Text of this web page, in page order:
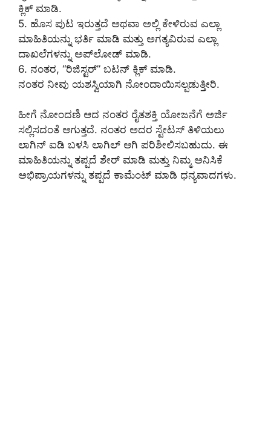
ಕ್ಲಿಕ್ ಮಾಡಿ.
5. ಹೊಸ ಪುಟ ಇರುತ್ತದೆ ಅಥವಾ ಅಲ್ಲಿ‌ ಕೇಳಿರುವ ಎಲ್ಲಾ
ಮಾಹಿತಿಯನ್ನು ಭರ್ತಿ ಮಾಡಿ ಮತ್ತು ಅಗತ್ಯವಿರುವ ಎಲ್ಲಾ
ದಾಖಲೆಗಳನ್ನು ಅಪ್‌ಲೋಡ್ ಮಾಡಿ.
6. ನಂತರ, “ರಿಜಿಸ್ಟರ್” ಬಟನ್ ಕ್ಲಿಕ್ ಮಾಡಿ.
ನಂತರ ನೀವು ಯಶಸ್ವಿಯಾಗಿ ನೋಂದಾಯಿಸಲ್ಪಡುತ್ತೀರಿ.
ಹೀಗೆ ನೋಂದಣಿ ಆದ ನಂತರ ರೈತ‌ಶಕ್ತಿ ಯೋಜನೆಗೆ ಅರ್ಜಿ
ಸಲ್ಲಿಸದಂತೆ ಆಗುತ್ತದೆ. ನಂತರ ಅದರ ಸ್ಟೇಟಸ್ ತಿಳಿಯಲು
ಲಾಗಿನ್ ಐಡಿ ಬಳಸಿ ಲಾಗಿಲ್ ಆಗಿ ಪರಿಶೀಲಿಸಬಹುದು. ಈ
ಮಾಹಿತಿಯನ್ನು ತಪ್ಪದೆ ಶೇರ್ ಮಾಡಿ ಮತ್ತು ನಿಮ್ಮ ಅನಿಸಿಕೆ
ಅಭಿಪ್ರಾಯಗಳನ್ನು ತಪ್ಪದೆ ಕಾಮೆಂಟ್ ಮಾಡಿ ಧನ್ಯವಾದಗಳು.